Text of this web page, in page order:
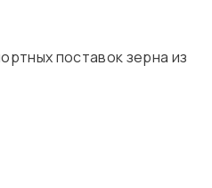
поставок зерна из